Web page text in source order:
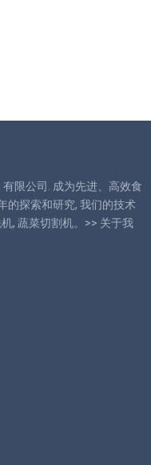
限公司. 成为先进、高效食
的探索和研究, 我们的技术
, 蔬菜切割机。>> 关于我